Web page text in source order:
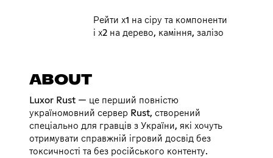
Рейти х1 на сіру та компоненти
і х2 на дерево, каміння, залізо
ABOUT
Luxor Rust — це перший повністю
україномовний сервер Rust, створений
спеціально для гравців з України, які хочуть
отримувати справжній ігровий досвід без
токсичності та без російського контенту.